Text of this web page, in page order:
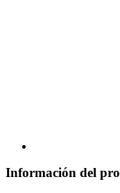
Información del